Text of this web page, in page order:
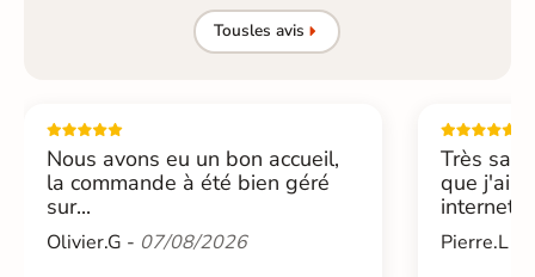
Tousles avis
Nous avons eu un bon accueil,
la commande à été bien géré
sur...
Olivier.G - 07/08/2026
Très
que j'ai
internet....
Pierre.L -